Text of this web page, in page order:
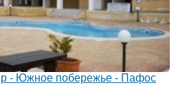
- Южное побережье - Пафос